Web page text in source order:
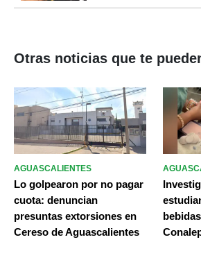
Otras noticias que te
AGUASCALIENTES
Lo golpearon por no pagar
cuota: denuncian
presuntas extorsiones en
Cereso de Aguascalientes